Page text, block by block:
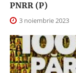
PNRR (P)
3 noiembrie 2023